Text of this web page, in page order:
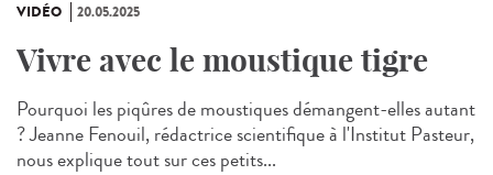
VIDÉO 20.05.2025
Vivre avec le moustique tigre
Pourquoi les piqûres de moustiques démangent-elles autant
? Jeanne Fenouil, rédactrice scientifique à l'Institut Pasteur,
nous explique tout sur ces petits...